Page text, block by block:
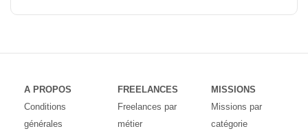
A PROPOS
Conditions
générales
FREELANCES
Freelances par
métier
MISSIONS
Missions par
catégorie